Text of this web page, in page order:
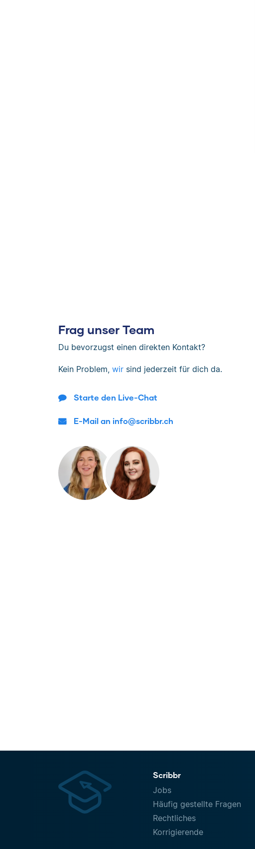
Frag unser Team
Du bevorzugst einen direkten Kontakt?
Kein Problem, wir sind jederzeit für dich da.
Starte den Live-Chat
E-Mail an info@scribbr.ch
Scribbr
Jobs
Häufig gestellte Fragen
Rechtliches
Korrigierende